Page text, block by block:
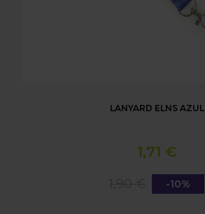
LANYARD ELNS AZUL
1,71 €
-10%